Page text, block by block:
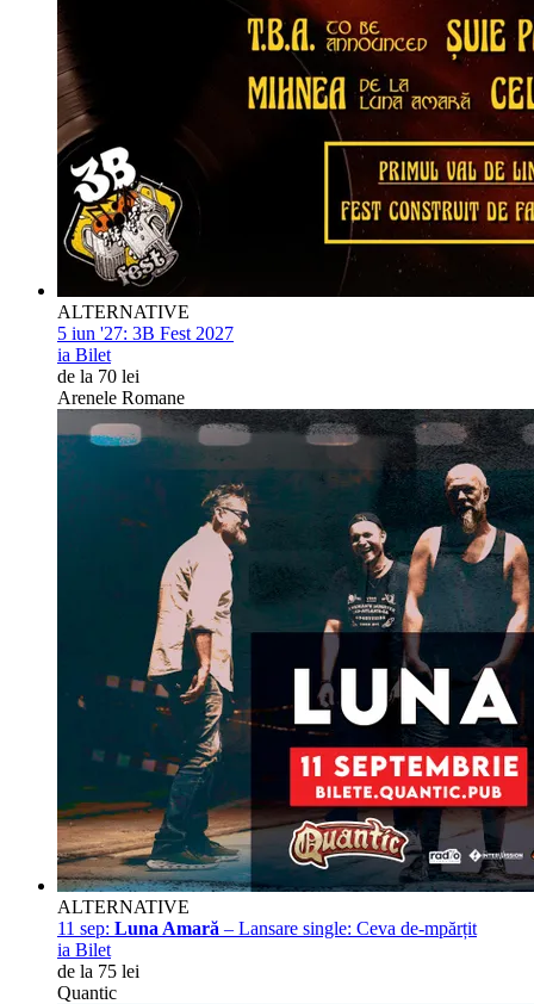
ALTERNATIVE
5 iun '27: 3B Fest 2027
ia Bilet
de la 70 lei
Arenele Romane
ALTERNATIVE
11 sep: Luna Amară – Lansare single: Ceva de-mpărțit
ia Bilet
de la 75 lei
Quantic